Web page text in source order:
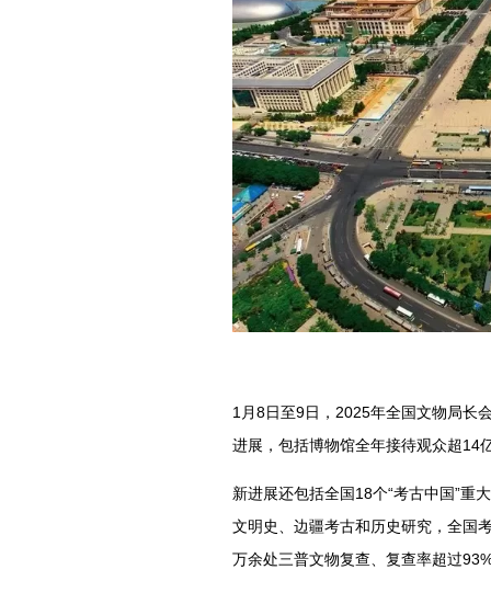
1月8日至9日，2025年全国文物局长
进展，包括博物馆全年接待观众超14
新进展还包括全国18个“考古中国”重
文明史、边疆考古和历史研究，全国
万余处三普文物复查、复查率超过